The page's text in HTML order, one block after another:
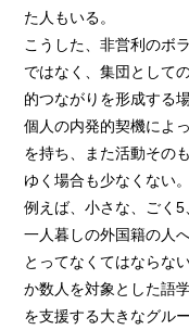
た人もいる。
こうした、非営利のボ
ではなく、集団として
的つながりを形成する
個人の内発的契機によ
を持ち、また活動その
ゆく場合も少なくない。
例えば、小さな、ごく
一人暮しの外国籍の人
とってなくてはならな
か数人を対象とした語
を支援する大きなグル